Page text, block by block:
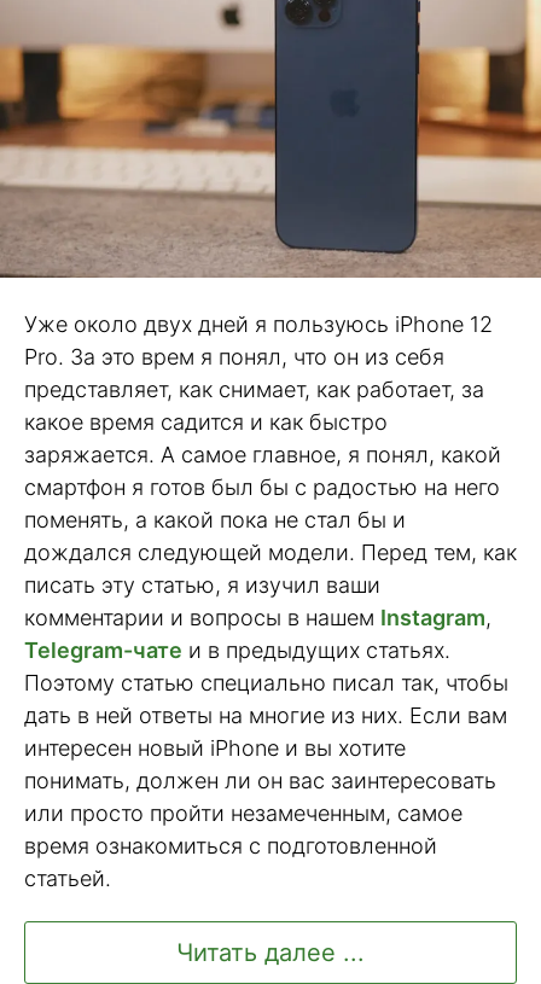
Уже около двух дней я пользуюсь iPhone 12
Pro. За это врем я понял, что он из себя
представляет, как снимает, как работает, за
какое время садится и как быстро
заряжается. А самое главное, я понял, какой
смартфон я готов был бы с радостью на него
поменять, а какой пока не стал бы и
дождался следующей модели. Перед тем, как
писать эту статью, я изучил ваши
комментарии и вопросы в нашем Instagram,
Telegram-чате и в предыдущих статьях.
Поэтому статью специально писал так, чтобы
дать в ней ответы на многие из них. Если вам
интересен новый iPhone и вы хотите
понимать, должен ли он вас заинтересовать
или просто пройти незамеченным, самое
время ознакомиться с подготовленной
статьей.
Читать далее ...